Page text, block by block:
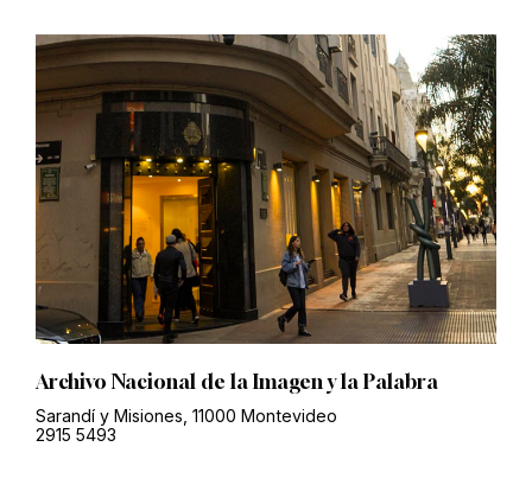
Archivo Nacional de la Imagen y la Palabra
Sarandí y Misiones, 11000 Montevideo
2915 5493